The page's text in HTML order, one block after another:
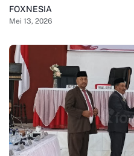
FOXNESIA
Mei 13, 2026